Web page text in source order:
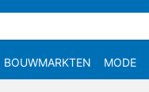
BOUWMARKTEN MODE